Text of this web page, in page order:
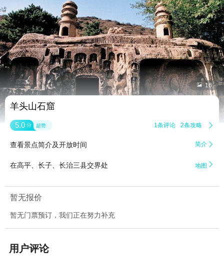
 16
羊头山石窟
5.0 分 超赞 1条评论 2条攻略 
查看景点简介及开放时间 简介 
在高平、长子、长治三县交界处 地图 
暂无报价
暂无门票预订，我们正在努力补充
用户评论
